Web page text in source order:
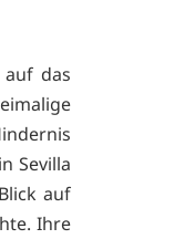
das
Sevilla
auf
Ihre